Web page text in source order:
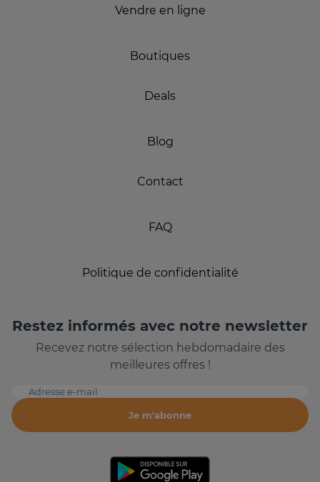
Vendre en ligne
Boutiques
Deals
Blog
Contact
FAQ
Politique de confidentialité
Restez informés avec notre newsletter
Recevez notre sélection hebdomadaire des
meilleures offres !
Adresse e-mail
Je m'abonne